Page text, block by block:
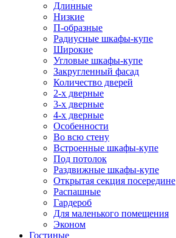
Длинные
Низкие
П-образные
Радиусные шкафы-купе
Широкие
Угловые шкафы-купе
Закругленный фасад
Количество дверей
2-х дверные
3-х дверные
4-х дверные
Особенности
Во всю стену
Встроенные шкафы-купе
Под потолок
Раздвижные шкафы-купе
Открытая секция посередине
Распашные
Гардероб
Для маленького помещения
Эконом
Гостиные